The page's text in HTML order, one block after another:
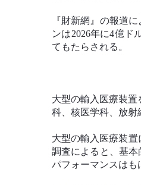
『財新網』の報道
ンは2026年に4億ド
てもたらされる。
大型の輸入医療装
科、核医学科、放射
大型の輸入医療装
調査によると、基
パフォーマンスはも